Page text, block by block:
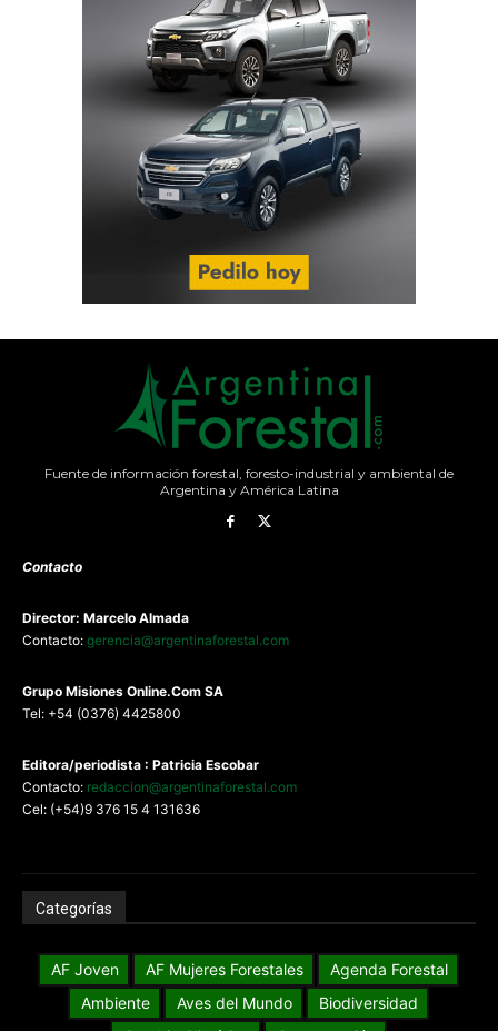
Fuente de información forestal, foresto-industrial y ambiental de
Argentina y América Latina
Contacto
Director: Marcelo Almada
Contacto: gerencia@argentinaforestal.com
Grupo Misiones Online.Com SA
Tel: +54 (0376) 4425800
Editora/periodista : Patricia Escobar
Contacto: redaccion@argentinaforestal.com
Cel: (+54)9 376 15 4 131636
Categorías
AF Joven AF Mujeres Forestales
Agenda Forestal
Ambiente
Aves del Mundo
Biodiversidad